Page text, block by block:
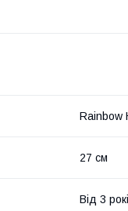
Rainbow
27 см
Від 3